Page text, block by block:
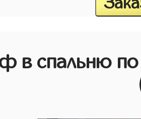
в спальню по